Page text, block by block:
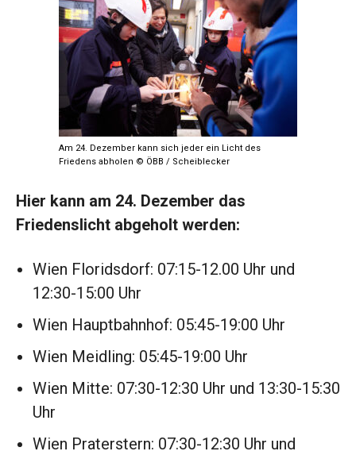
Am 24. Dezember kann sich jeder ein Licht des
Friedens abholen © ÖBB / Scheiblecker
Hier kann am 24. Dezember das
Friedenslicht abgeholt werden:
Wien Floridsdorf: 07:15-12.00 Uhr und
12:30-15:00 Uhr
Wien Hauptbahnhof: 05:45-19:00 Uhr
Wien Meidling: 05:45-19:00 Uhr
Wien Mitte: 07:30-12:30 Uhr und 13:30-15:30
Uhr
Wien Praterstern: 07:30-12:30 Uhr und